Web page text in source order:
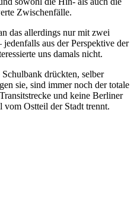
Zwischenfälle.
das allerdings nur mit zwei
aus der Perspektive der
uns damals nicht.
drückten, selber
sie, sind immer noch der totale
und keine Berliner
vom Ostteil der Stadt trennt.